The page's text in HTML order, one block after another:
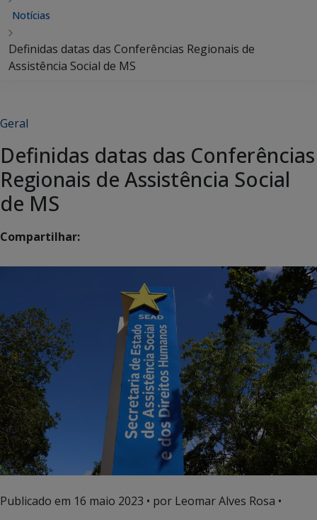
Notícias
Definidas datas das Conferências Regionais de
Assistência Social de MS
Geral
Definidas datas das Conferências
Regionais de Assistência Social
de MS
Compartilhar:
Publicado em 16 maio 2023 • por Leomar Alves Rosa •